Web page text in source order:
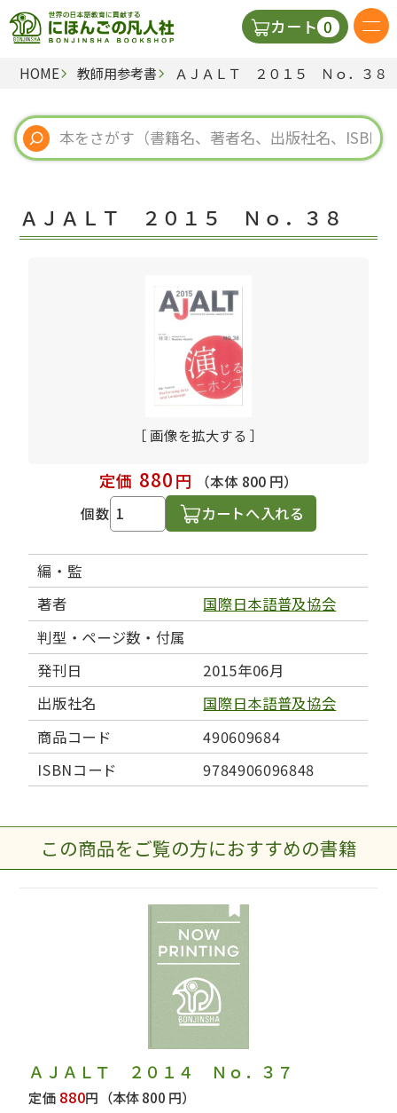
カート 0
日本語の教科書
視聴覚・補助教材
教師用参考書
HOME 教師用参考書 ＡＪＡＬＴ ２０１５ Ｎｏ．３８
ＡＪＡＬＴ ２０１５ Ｎｏ．３８
［ 画像を拡大する ］
定価 880円
（本体 800 円）
個数
カートへ入れる
編・監
著者
国際日本語普及協会
判型・ページ数・付属
発刊日
2015年06月
出版社名
国際日本語普及協会
商品コード
490609684
ISBNコード
9784906096848
この商品をご覧の方におすすめの書籍
ＡＪＡＬＴ ２０１４ Ｎｏ．３７
定価 880円 （本体 800 円）